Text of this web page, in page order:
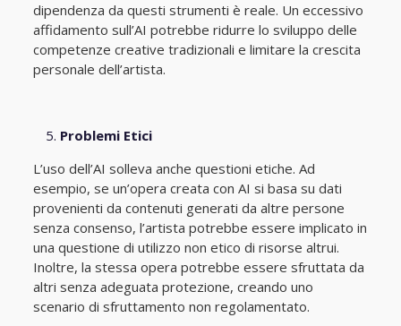
dipendenza da questi strumenti è reale. Un eccessivo
affidamento sull’AI potrebbe ridurre lo sviluppo delle
competenze creative tradizionali e limitare la crescita
personale dell’artista.
Problemi Etici
L’uso dell’AI solleva anche questioni etiche. Ad
esempio, se un’opera creata con AI si basa su dati
provenienti da contenuti generati da altre persone
senza consenso, l’artista potrebbe essere implicato in
una questione di utilizzo non etico di risorse altrui.
Inoltre, la stessa opera potrebbe essere sfruttata da
altri senza adeguata protezione, creando uno
scenario di sfruttamento non regolamentato.